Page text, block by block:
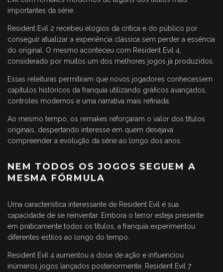
importantes da série.
Resident Evil 2 recebeu elogios da crítica e do público por
conseguir atualizar a experiência clássica sem perder a essência
do original. O mesmo aconteceu com Resident Evil 4,
considerado por muitos um dos melhores jogos já produzidos.
Essas releituras permitiram que novos jogadores conhecessem
capítulos históricos da franquia utilizando gráficos avançados,
controles modernos e uma narrativa mais refinada.
Ao mesmo tempo, os remakes reforçaram o valor dos títulos
originais, despertando interesse em quem desejava
compreender a evolução da série ao longo dos anos.
NEM TODOS OS JOGOS SEGUEM A
MESMA FÓRMULA
Uma característica interessante de Resident Evil é sua
capacidade de se reinventar. Embora o terror esteja presente
em praticamente todos os títulos, a franquia experimentou
diferentes estilos ao longo do tempo.
Resident Evil 4 aumentou a dose de ação e influenciou
inúmeros jogos lançados posteriormente. Resident Evil 7